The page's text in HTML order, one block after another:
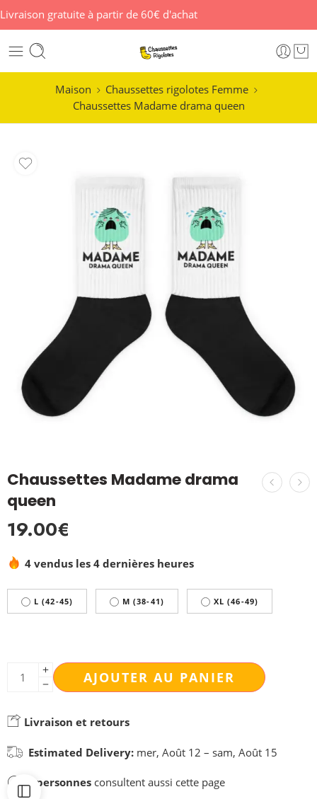
Livraison gratuite à partir de 60€ d'achat
Maison
Chaussettes rigolotes Femme
Chaussettes Madame drama queen
Chaussettes Madame drama
queen
19.00€
4 vendus les 4 dernières heures
L (42-45) M (38-41) XL (46-49)
AJOUTER AU PANIER
Livraison et retours
Estimated Delivery: mer, Août 12 – sam, Août 15
3 personnes consultent aussi cette page